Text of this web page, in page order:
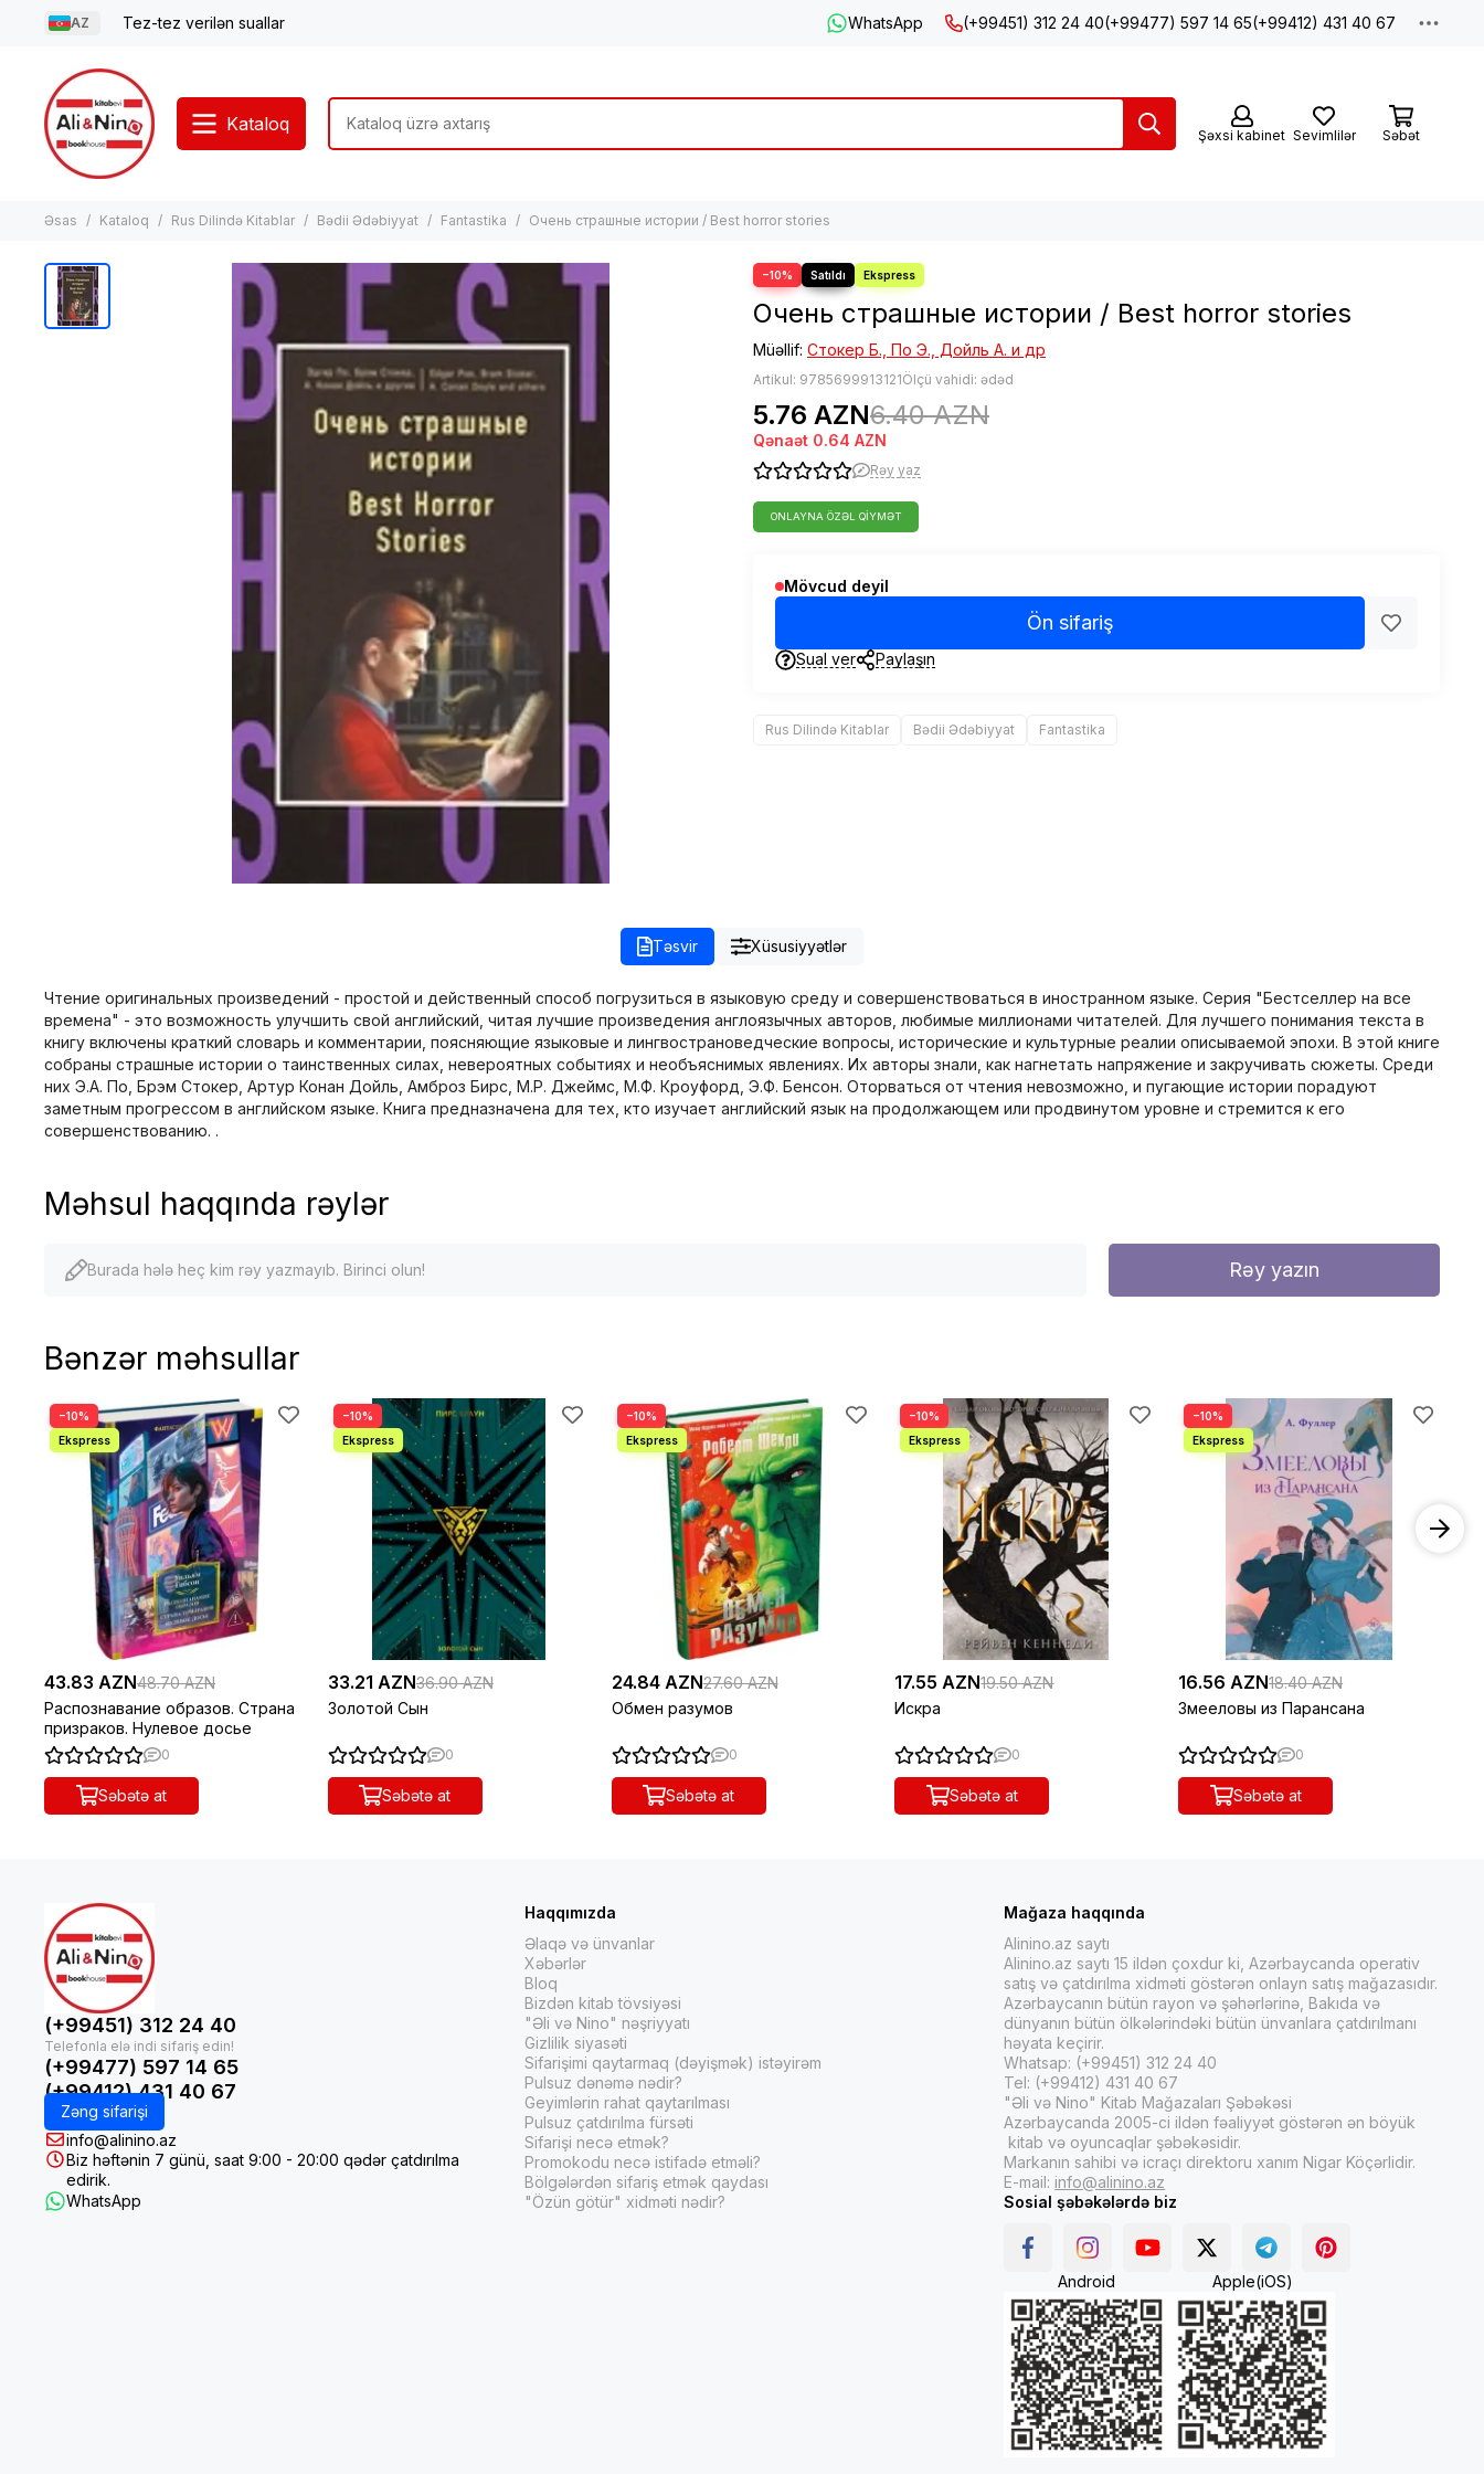
AZ Tez-tez verilən suallar WhatsApp (+99451) 312 24 40(+99477) 597 14 65(+99412) 431 40 67
Kataloq
Şəxsi kabinet Sevimlilər Səbət
Əsas Kataloq Rus Dilində Kitablar Bədii Ədəbiyyat Fantastika Очень страшные истории / Best horror stories
−10%
Очень страшные истории / Best horror stories
Müəllif: Стокер Б., По Э., Дойль А. и др
Artikul: 9785699913121Ölçü vahidi: ədəd
5.76 AZN6.40 AZN
Qənaət 0.64 AZN
Rəy yaz
ONLAYNA ÖZƏL QIYMƏT
Mövcud deyil
Ön sifariş
Sual ver Paylaşın
Rus Dilində Kitablar Bədii Ədəbiyyat Fantastika
Təsvir Xüsusiyyətlər
Чтение оригинальных произведений - простой и действенный способ погрузиться в языковую среду и совершенствоваться в иностранном языке. Серия "Бестселлер на все
времена" - это возможность улучшить свой английский, читая лучшие произведения англоязычных авторов, любимые миллионами читателей. Для лучшего понимания текста в
книгу включены краткий словарь и комментарии, поясняющие языковые и лингвострановедческие вопросы, исторические и культурные реалии описываемой эпохи. В этой книге
собраны страшные истории о таинственных силах, невероятных событиях и необъяснимых явлениях. Их авторы знали, как нагнетать напряжение и закручивать сюжеты. Среди
них Э.А. По, Брэм Стокер, Артур Конан Дойль, Амброз Бирс, М.Р. Джеймс, М.Ф. Кроуфорд, Э.Ф. Бенсон. Оторваться от чтения невозможно, и пугающие истории порадуют
заметным прогрессом в английском языке. Книга предназначена для тех, кто изучает английский язык на продолжающем или продвинутом уровне и стремится к его
совершенствованию. .
Məhsul haqqında rəylər
Burada hələ heç kim rəy yazmayıb. Birinci olun! Rəy yazın
Bənzər məhsullar
−10%
43.83 AZN48.70 AZN
Распознавание образов. Страна
призраков. Нулевое досье
0
Səbətə at
−10%
33.21 AZN36.90 AZN
Золотой Сын
0
Səbətə at
−10%
24.84 AZN27.60 AZN
Обмен разумов
0
Səbətə at
−10%
17.55 AZN19.50 AZN
Искра
0
Səbətə at
−10%
16.56 AZN18.40 AZN
Змееловы из Парансана
0
Səbətə at
(+99451) 312 24 40
(+99477) 597 14 65
(+99412) 431 40 67
Zəng sifarişi
info@alinino.az
Biz həftənin 7 günü, saat 9:00 - 20:00 qədər çatdırılma
edirik.
WhatsApp
Haqqımızda
Əlaqə və ünvanlar
Xəbərlər
Bloq
Bizdən kitab tövsiyəsi
"Əli və Nino" nəşriyyatı
Gizlilik siyasəti
Sifarişimi qaytarmaq (dəyişmək) istəyirəm
Pulsuz dənəmə nədir?
Geyimlərin rahat qaytarılması
Pulsuz çatdırılma fürsəti
Sifarişi necə etmək?
Promokodu necə istifadə etməli?
Bölgələrdən sifariş etmək qaydası
"Özün götür" xidməti nədir?
Mağaza haqqında
Alinino.az saytı
Alinino.az saytı 15 ildən çoxdur ki, Azərbaycanda operativ
satış və çatdırılma xidməti göstərən onlayn satış mağazasıdır.
Azərbaycanın bütün rayon və şəhərlərinə, Bakıda və
dünyanın bütün ölkələrindəki bütün ünvanlara çatdırılmanı
həyata keçirir.
Whatsap: (+99451) 312 24 40
Tel: (+99412) 431 40 67
"Əli və Nino" Kitab Mağazaları Şəbəkəsi
Azərbaycanda 2005-ci ildən fəaliyyət göstərən ən böyük
kitab və oyuncaqlar şəbəkəsidir.
Markanın sahibi və icraçı direktoru xanım Nigar Köçərlidir.
E-mail: info@alinino.az
Sosial şəbəkələrdə biz
Android Apple(iOS)